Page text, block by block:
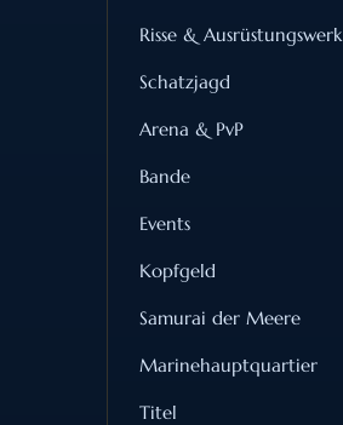
Risse & Ausrüstungswerk
Schatzjagd
Arena & PvP
Bande
Events
Kopfgeld
Samurai der Meere
Marinehauptquartier
Titel